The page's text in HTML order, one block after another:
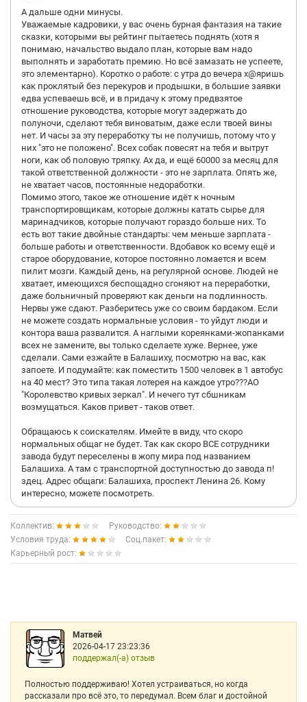
А дальше одни минусы.
Уважаемые кадровики, у вас очень бурная фантазия на такие
сказки, которыми вы рейтинг пытаетесь поднять (хотя я
понимаю, начальство выдало план, которые вам надо
выполнять и заработать премию. Но всё замазать не успеете,
это элементарно). Коротко о работе: с утра до вечера х@яришь
как проклятый без перекуров и продышки, в большие заявки
едва успеваешь всё, и в придачу к этому предвзятое
отношение руководства, которые могут задержать до
полуночи, сделают тебя виноватым, даже если твоей вины
нет. И часы за эту переработку ты не получишь, потому что у
них "это не положено". Всех собак повесят на тебя и вытрут
ноги, как об половую тряпку. Ах да, и ещё 60000 за месяц для
такой ответственной должности - это не зарплата. Опять же,
не хватает часов, постоянные недоработки.
Помимо этого, такое же отношение идёт к ночным
транспортировщикам, которые должны катать сырье для
маринадчиков, которые получают гораздо больше них. То
есть вот такие двойные стандарты: чем меньше зарплата -
больше работы и ответственности. Вдобавок ко всему ещё и
старое оборудование, которое постоянно ломается и всем
пилит мозги. Каждый день, на регулярной основе. Людей не
хватает, имеющихся беспощадно сгоняют на переработки,
даже больничный проверяют как деньги на подлинность.
Нервы уже сдают. Разберитесь уже со своим бардаком. Если
не можете создать нормальные условия - то уйдут люди и
контора ваша развалится. А наглыми кореянками-жопанками
всех не замените, вы только сделаете хуже. Вернее, уже
сделали. Сами езжайте в Балашиху, посмотрю на вас, как
запоете. И подумайте: как поместить 1500 человек в 1 автобус
на 40 мест? Это типа такая лотерея на каждое утро???АО
"Королевство кривых зеркал". И нечего тут сбшникам
возмущаться. Каков привет - таков ответ.
Обращаюсь к соискателям. Имейте в виду, что скоро
нормальных общаг не будет. Так как скоро ВСЕ сотрудники
завода будут переселены в жопу мира под названием
Балашиха. А там с транспортной доступностью до завода п!
здец. Адрес общаги: Балашиха, проспект Ленина 26. Кому
интересно, можете посмотреть.
Коллектив:
Руководство:
Условия труда:
Соц.пакет:
Карьерный рост:
Матвей
2026-04-17 23:23:36
поддержал(-а) отзыв
Полностью поддерживаю! Хотел устраиваться, но когда
рассказали про всё это, то передумал. Всем благ и достойной